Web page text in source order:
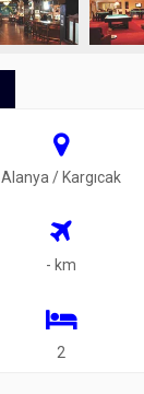
Alanya / Kargıcak
- km
2